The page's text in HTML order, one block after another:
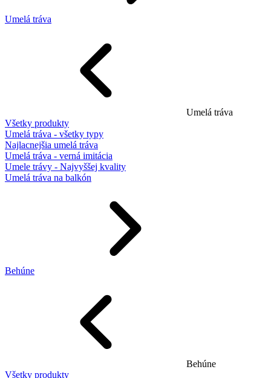
Umelá tráva
Umelá tráva
Všetky produkty
Umelá tráva - všetky typy
Najlacnejšia umelá tráva
Umelá tráva - verná imitácia
Umele trávy - Najvyššej kvality
Umelá tráva na balkón
Behúne
Behúne
Všetky produkty